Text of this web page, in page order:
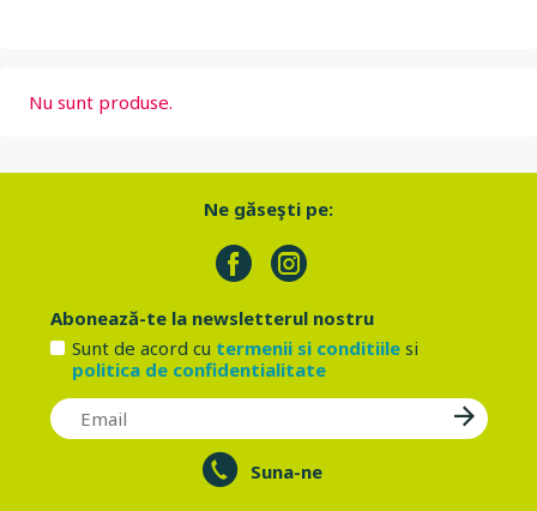
Nu sunt produse.
Ne găseşti pe:
Abonează-te la newsletterul nostru
Sunt de acord cu termenii si conditiilesi
politica de confidentialitate
Suna-ne